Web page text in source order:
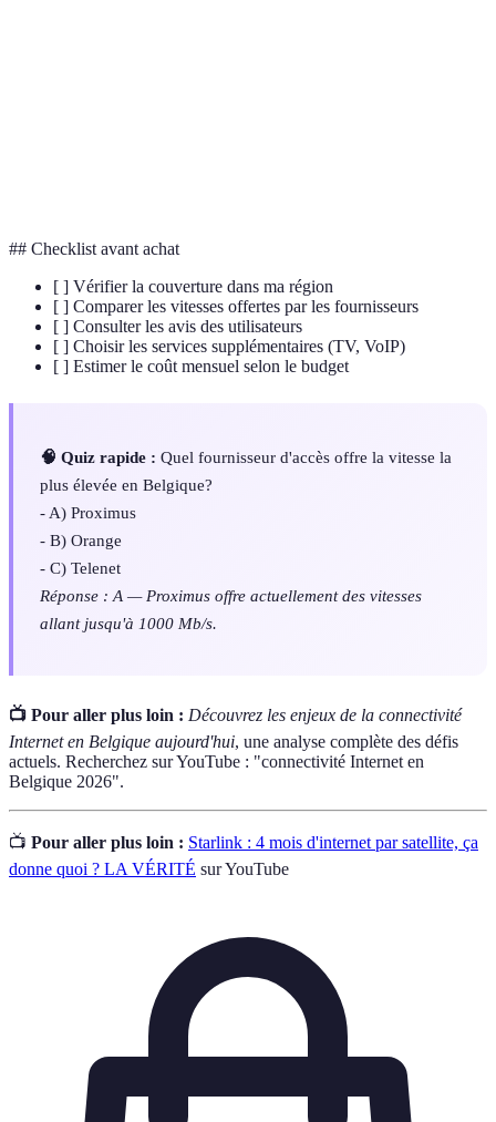
## Checklist avant achat
[ ] Vérifier la couverture dans ma région
[ ] Comparer les vitesses offertes par les fournisseurs
[ ] Consulter les avis des utilisateurs
[ ] Choisir les services supplémentaires (TV, VoIP)
[ ] Estimer le coût mensuel selon le budget
🧠 Quiz rapide : Quel fournisseur d'accès offre la vitesse la
plus élevée en Belgique?
- A) Proximus
- B) Orange
- C) Telenet
Réponse : A — Proximus offre actuellement des vitesses
allant jusqu'à 1000 Mb/s.
📺 Pour aller plus loin : Découvrez les enjeux de la connectivité
Internet en Belgique aujourd'hui, une analyse complète des défis
actuels. Recherchez sur YouTube : "connectivité Internet en
Belgique 2026".
📺 Pour aller plus loin : Starlink : 4 mois d'internet par satellite, ça
donne quoi ? LA VÉRITÉ sur YouTube